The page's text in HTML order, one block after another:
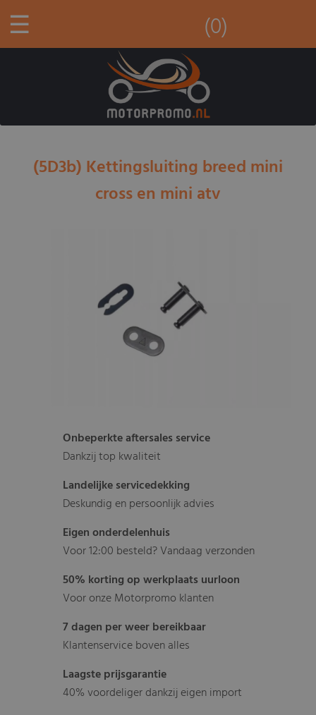
☰ (0)
(5D3b) Kettingsluiting breed mini
cross en mini atv
Onbeperkte aftersales service
Dankzij top kwaliteit
Landelijke servicedekking
Deskundig en persoonlijk advies
Eigen onderdelenhuis
Voor 12:00 besteld? Vandaag verzonden
50% korting op werkplaats uurloon
Voor onze Motorpromo klanten
7 dagen per weer bereikbaar
Klantenservice boven alles
Laagste prijsgarantie
40% voordeliger dankzij eigen import